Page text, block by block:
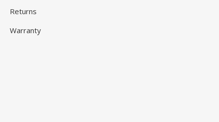
Returns
Warranty